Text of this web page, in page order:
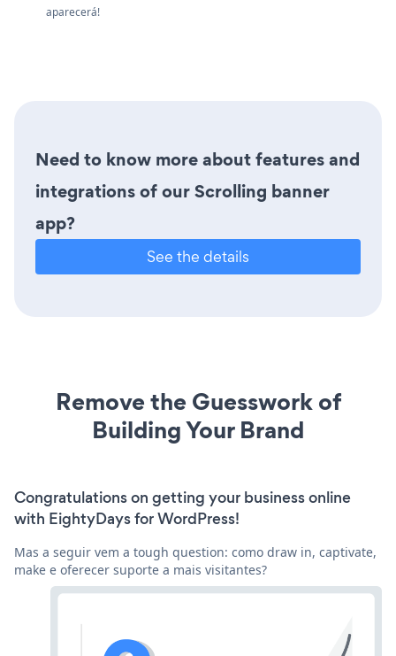
aparecerá!
Need to know more about features and
integrations of our Scrolling banner
app?
See the details
Remove the Guesswork of
Building Your Brand
Congratulations on getting your business online
with EightyDays for WordPress!
Mas a seguir vem a tough question: como draw in, captivate,
make e oferecer suporte a mais visitantes?